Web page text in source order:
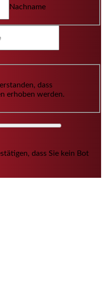
Nachname
dass
erhoben werden.
dass Sie kein Bot